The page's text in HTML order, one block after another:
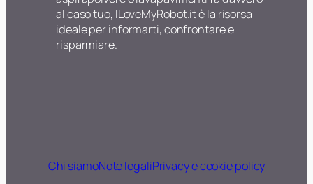
al caso tuo, ILoveMyRobot.it è la risorsa
ideale per informarti, confrontare e
risparmiare.
Chi siamoNote legaliPrivacy e cookie policy